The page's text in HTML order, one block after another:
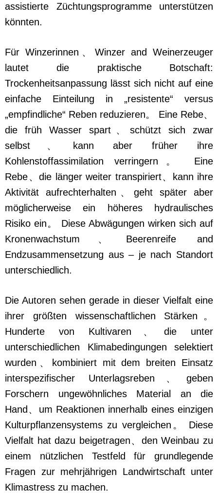
assistierte Züchtungsprogramme unterstützen
könnten.
Für Winzerinnen、Winzer and Weinerzeuger
lautet die praktische Botschaft:
Trockenheitsanpassung lässt sich nicht auf eine
einfache Einteilung in „resistente“ versus
„empfindliche“ Reben reduzieren。 Eine Rebe、
die früh Wasser spart、schützt sich zwar
selbst、kann aber früher ihre
Kohlenstoffassimilation verringern。 Eine
Rebe、die länger weiter transpiriert、kann ihre
Aktivität aufrechterhalten、geht später aber
möglicherweise ein höheres hydraulisches
Risiko ein。 Diese Abwägungen wirken sich auf
Kronenwachstum、Beerenreife and
Endzusammensetzung aus – je nach Standort
unterschiedlich.
Die Autoren sehen gerade in dieser Vielfalt eine
ihrer größten wissenschaftlichen Stärken。
Hunderte von Kultivaren、die unter
unterschiedlichen Klimabedingungen selektiert
wurden、kombiniert mit dem breiten Einsatz
interspezifischer Unterlagsreben、geben
Forschern ungewöhnliches Material an die
Hand、um Reaktionen innerhalb eines einzigen
Kulturpflanzensystems zu vergleichen。 Diese
Vielfalt hat dazu beigetragen、den Weinbau zu
einem nützlichen Testfeld für grundlegende
Fragen zur mehrjährigen Landwirtschaft unter
Klimastress zu machen.